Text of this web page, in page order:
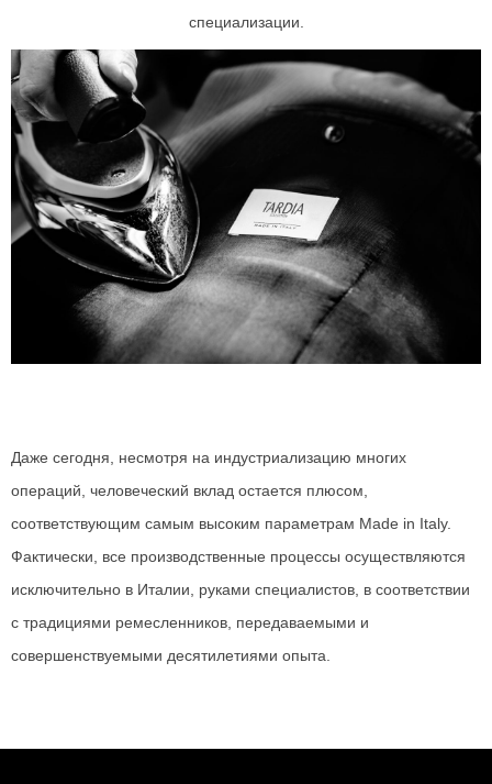
специализации.
Даже сегодня, несмотря на индустриализацию многих
операций, человеческий вклад остается плюсом,
соответствующим самым высоким параметрам Made in Italy.
Фактически, все производственные процессы осуществляются
исключительно в Италии, руками специалистов, в соответствии
с традициями ремесленников, передаваемыми и
совершенствуемыми десятилетиями опыта.